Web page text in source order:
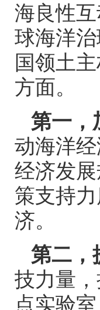
海良性
球海洋
国领土
方面。
第一，
动海洋
经济发
策支持
济。
第二，
技力量
点实验